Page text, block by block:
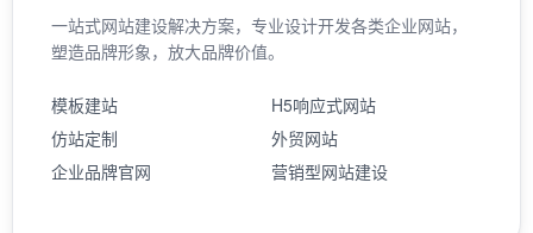
一站式网站建设解决方案，专业设计开发各类企业网站，
塑造品牌形象，放大品牌价值。
模板建站
H5响应式网站
仿站定制
外贸网站
企业品牌官网
营销型网站建设